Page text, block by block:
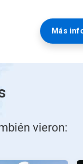
Más
vieron: